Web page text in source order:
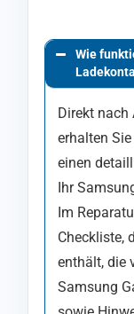
Wie
Direkt
erhalten
einen
Ihr
Im
Checkliste,
enthält, die
Samsung